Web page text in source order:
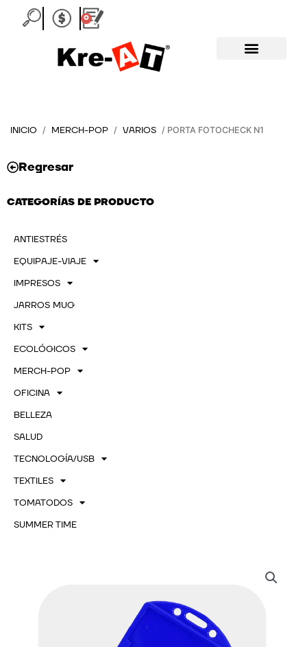
0
Carrito
INICIO / MERCH-POP / VARIOS / PORTA FOTOCHECK N1
Regresar
CATEGORÍAS DE PRODUCTO
ANTIESTRÉS
EQUIPAJE-VIAJE
IMPRESOS
JARROS MUG
KITS
ECOLÓGICOS
MERCH-POP
OFICINA
BELLEZA
SALUD
TECNOLOGÍA/USB
TEXTILES
TOMATODOS
SUMMER TIME